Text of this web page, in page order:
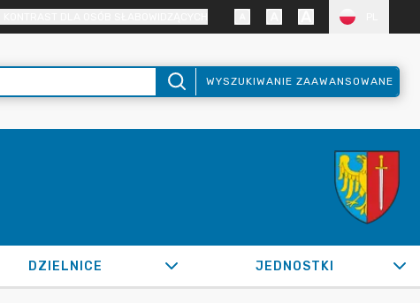
WYSZUKIWANIE ZAAWANSOWANE
DZIELNICE JEDNOSTKI